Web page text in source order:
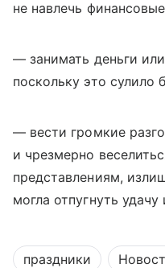
не навлечь
— занимать деньги
поскольку это сулило
— вести громкие
и чрезмерно
представлениям,
могла отпугнуть удачу
праздники